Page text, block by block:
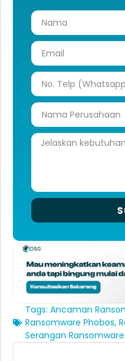
Tags: Ancaman
Ransomware Phobos,
Serangan Ransomware